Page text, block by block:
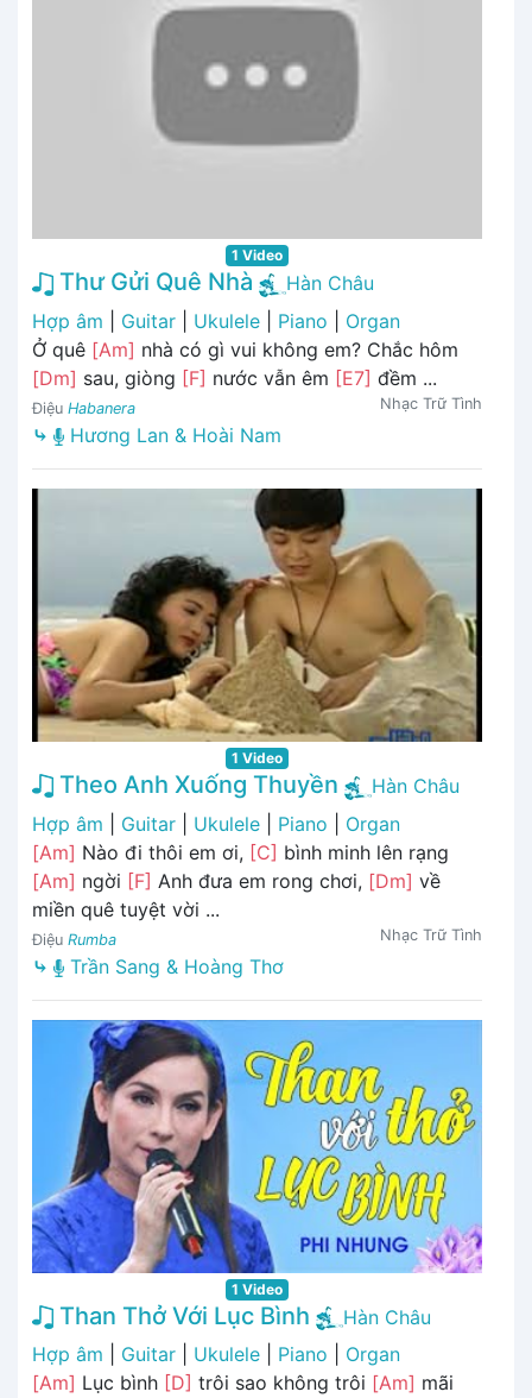
1 Video
Thư Gửi Quê Nhà
Hàn Châu
Hợp âm
Guitar Ukulele Piano
Organ
Ở quê [Am] nhà có gì vui không em? Chắc hôm
[Dm] sau, giòng [F] nước vẫn êm [E7] đềm ...
Điệu Habanera Nhạc Trữ Tình
⤷ Hương Lan & Hoài Nam
1 Video
Theo Anh Xuống Thuyền
Hàn Châu
Hợp âm
Guitar Ukulele Piano
Organ
[Am] Nào đi thôi em ơi, [C] bình minh lên rạng
[Am] ngời [F] Anh đưa em rong chơi, [Dm] về
miền quê tuyệt vời ...
Điệu Rumba Nhạc Trữ Tình
⤷ Trần Sang & Hoàng Thơ
1 Video
Than Thở Với Lục Bình
Hàn Châu
Hợp âm
Guitar Ukulele Piano
Organ
[Am] Lục bình [D] trôi sao không trôi [Am] mãi